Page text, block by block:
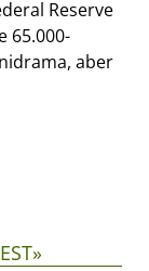
Reserve
65.000-
aber